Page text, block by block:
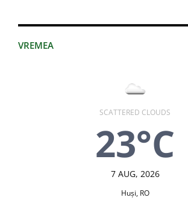
VREMEA
SCATTERED CLOUDS
23°C
7 AUG, 2026
Huşi, RO